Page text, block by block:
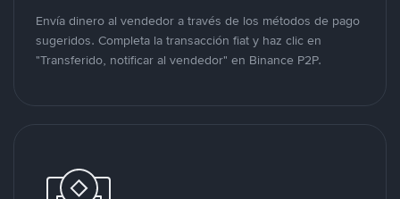
Envía dinero al vendedor a través de los métodos de pago
sugeridos. Completa la transacción fiat y haz clic en
"Transferido, notificar al vendedor" en Binance P2P.